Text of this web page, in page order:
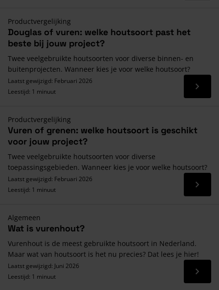
Productvergelijking
Douglas of vuren: welke houtsoort past het
beste bij jouw project?
Twee veelgebruikte houtsoorten voor diverse binnen- en
buitenprojecten. Wanneer kies je voor welke houtsoort?
Laatst gewijzigd: Februari 2026
Leestijd: 1 minuut
Lees
Productvergelijking
Vuren of grenen: welke houtsoort is geschikt
voor jouw project?
Twee veelgebruikte houtsoorten voor diverse
toepassingsgebieden. Wanneer kies je voor welke houtsoort?
Laatst gewijzigd: Februari 2026
Leestijd: 1 minuut
Lees
Algemeen
Wat is vurenhout?
Vurenhout is de meest gebruikte houtsoort in Nederland.
Maar wat van houtsoort is het nu precies? Dat lees je hier!
Laatst gewijzigd: Juni 2026
Leestijd: 1 minuut
Lees